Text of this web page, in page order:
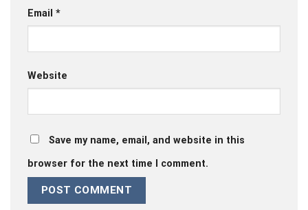
Email *
Website
Save my name, email, and website in this
browser for the next time I comment.